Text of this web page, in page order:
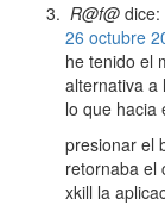
R@f@ dice:
26 octubre
he tenido el
alternativa a
lo que hacia
presionar el
retornaba el
xkill la